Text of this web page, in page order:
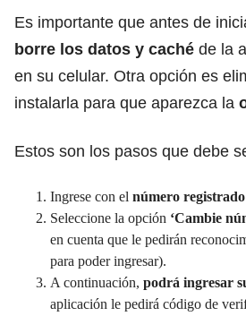
Es importante que antes de
borre los datos y caché de la
en su celular. Otra opción es
instalarla para que aparezca la
Estos son los pasos que debe
Ingrese con el número
Seleccione la opción ‘Cambie
en cuenta que le pedirán
para poder ingresar).
A continuación, podrá ingresar
aplicación le pedirá código de